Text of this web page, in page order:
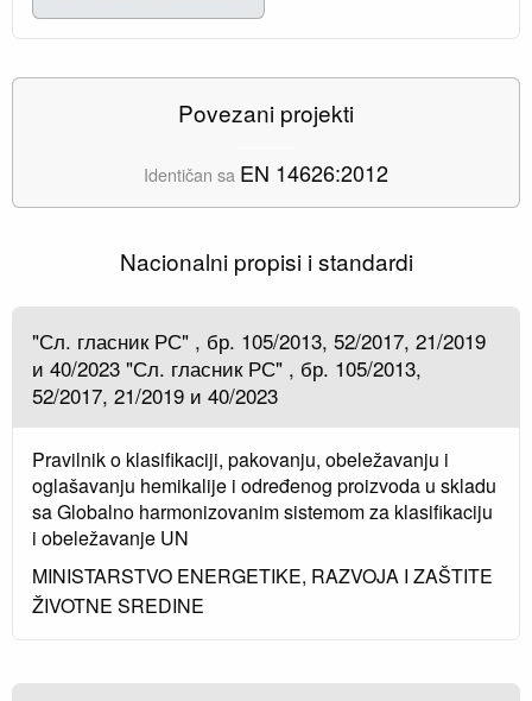
Povezani projekti
Identičan sa EN 14626:2012
Nacionalni propisi i standardi
"Сл. гласник РС" , бр. 105/2013, 52/2017, 21/2019
и 40/2023 "Сл. гласник РС" , бр. 105/2013,
52/2017, 21/2019 и 40/2023
Pravilnik o klasifikaciji, pakovanju, obeležavanju i
oglašavanju hemikalije i određenog proizvoda u skladu
sa Globalno harmonizovanim sistemom za klasifikaciju
i obeležavanje UN
MINISTARSTVO ENERGETIKE, RAZVOJA I ZAŠTITE
ŽIVOTNE SREDINE